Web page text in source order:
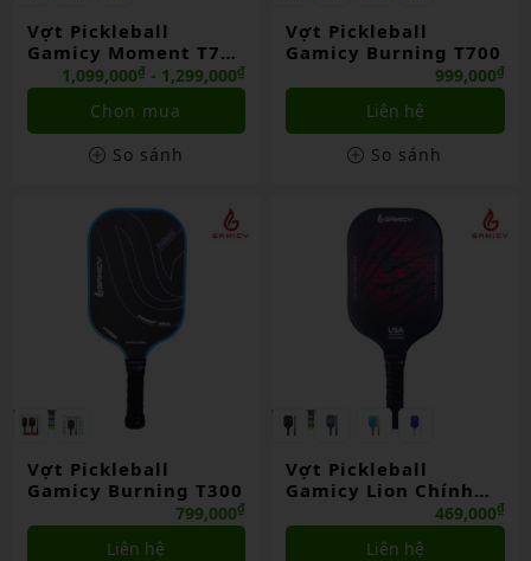
Vợt Pickleball
Gamicy Moment T700
3k Chính Hãng
1,099,000₫ - 1,299,000₫
Chọn mua
So sánh
Vợt Pickleball
Gamicy Burning T700
999,000₫
Liên hệ
So sánh
Vợt Pickleball
Gamicy Burning T300
799,000₫
Liên hệ
Vợt Pickleball
Gamicy Lion Chính
469,000₫
Liên hệ